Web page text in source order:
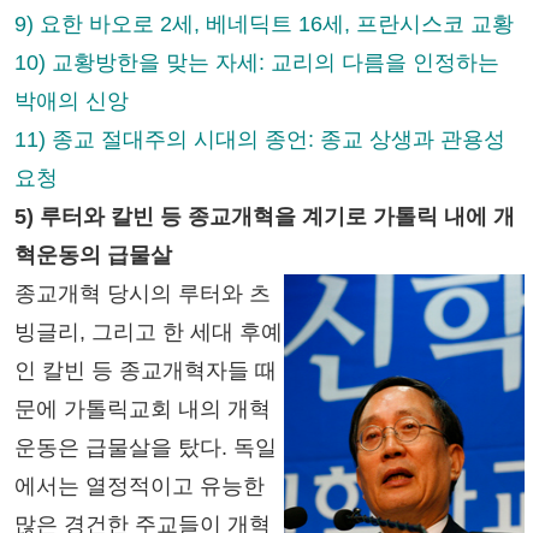
9) 요한 바오로 2세, 베네딕트 16세, 프란시스코 교황
10) 교황방한을 맞는 자세: 교리의 다름을 인정하는
박애의 신앙
11) 종교 절대주의 시대의 종언: 종교 상생과 관용성
요청
5) 루터와 칼빈 등 종교개혁을 계기로 가톨릭 내에 개
혁운동의 급물살
종교개혁 당시의 루터와 츠
빙글리, 그리고 한 세대 후예
인 칼빈 등 종교개혁자들 때
문에 가톨릭교회 내의 개혁
운동은 급물살을 탔다. 독일
에서는 열정적이고 유능한
많은 경건한 주교들이 개혁